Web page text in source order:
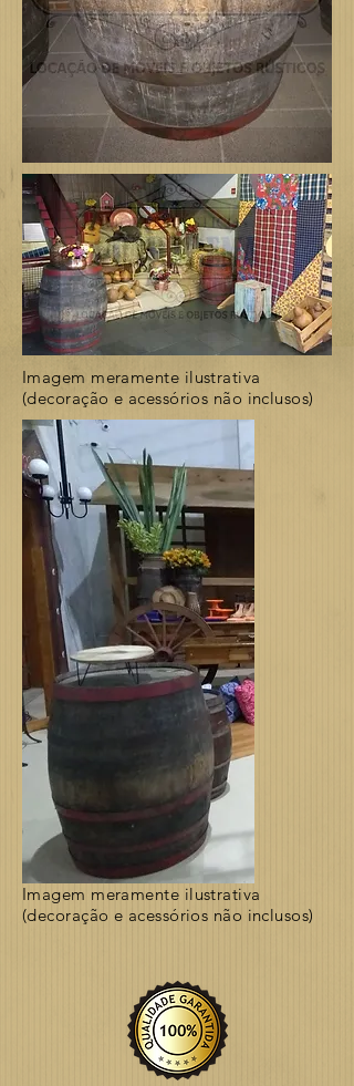
Imagem meramente ilustrativa
(decoração e acessórios não inclusos)
Imagem meramente ilustrativa
(decoração e acessórios não inclusos)